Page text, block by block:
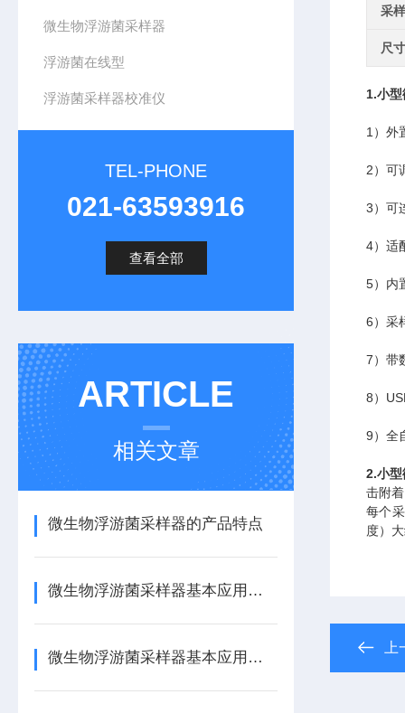
微生物浮游菌采样器
浮游菌在线型
浮游菌采样器校准仪
TEL-PHONE
021-63593916
查看全部
ARTICLE
相关文章
微生物浮游菌采样器的产品特点
微生物浮游菌采样器基本应用知识
微生物浮游菌采样器基本应用知识 上海
采
尺寸
1.小
1）外
2）可
3）可
4）适
5）内
6）采
7）带
8）
9）全
2.小
击附
每个
度）